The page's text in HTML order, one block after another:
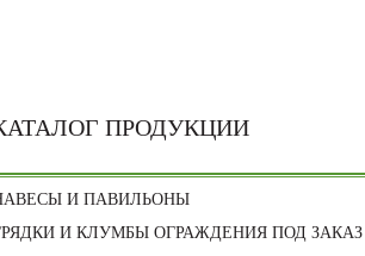
ПРОДУКЦИИ
И ПАВИЛЬОНЫ
И КЛУМБЫ ОГРАЖДЕНИЯ ПОД ЗАКАЗ